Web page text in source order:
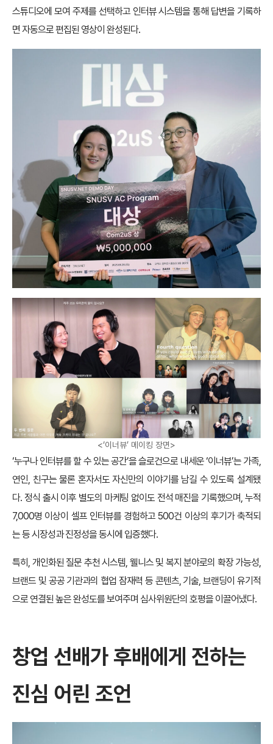
스튜디오에 모여 주제를 선택하고 인터뷰 시스템을 통해 답변을 기록하
면 자동으로 편집된 영상이 완성된다.
<‘이너뷰’ 메이킹 장면>
‘누구나 인터뷰를 할 수 있는 공간’을 슬로건으로 내세운 ‘이너뷰’는 가족,
연인, 친구는 물론 혼자서도 자신만의 이야기를 남길 수 있도록 설계됐
다. 정식 출시 이후 별도의 마케팅 없이도 전석 매진을 기록했으며, 누적
7,000명 이상이 셀프 인터뷰를 경험하고 500건 이상의 후기가 축적되
는 등 시장성과 진정성을 동시에 입증했다.
특히, 개인화된 질문 추천 시스템, 웰니스 및 복지 분야로의 확장 가능성,
브랜드 및 공공 기관과의 협업 잠재력 등 콘텐츠, 기술, 브랜딩이 유기적
으로 연결된 높은 완성도를 보여주며 심사위원단의 호평을 이끌어냈다.
창업 선배가 후배에게 전하는
진심 어린 조언